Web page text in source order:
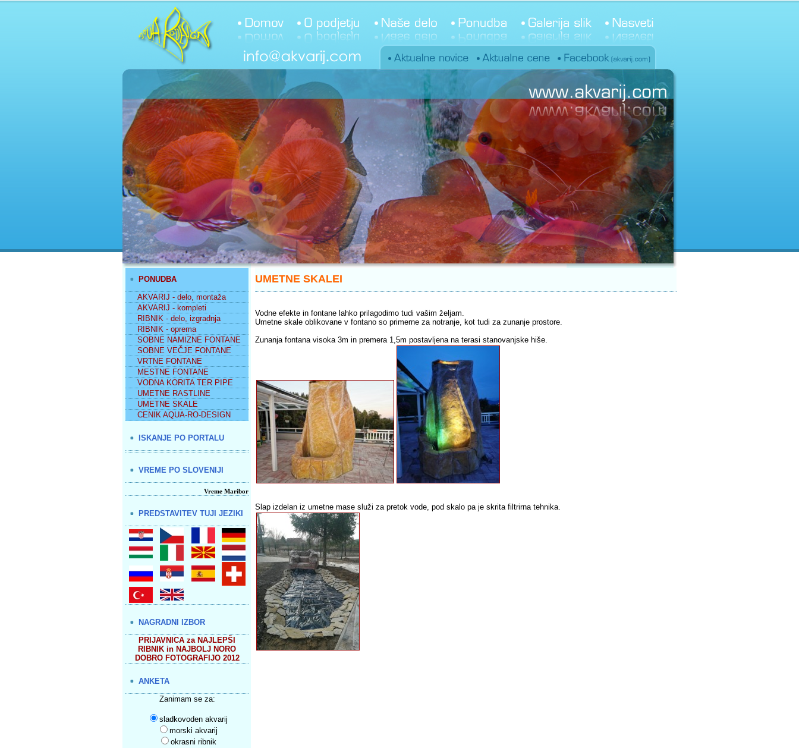
PONUDBA
AKVARIJ - delo, montaža
AKVARIJ - kompleti
RIBNIK - delo, izgradnja
RIBNIK - oprema
SOBNE NAMIZNE FONTANE
SOBNE VEČJE FONTANE
VRTNE FONTANE
MESTNE FONTANE
VODNA KORITA TER PIPE
UMETNE RASTLINE
UMETNE SKALE
CENIK AQUA-RO-DESIGN
ISKANJE PO PORTALU
VREME PO SLOVENIJI
Vreme Maribor
PREDSTAVITEV TUJI JEZIKI
NAGRADNI IZBOR
PRIJAVNICA za NAJLEPŠI
RIBNIK in NAJBOLJ NORO
DOBRO FOTOGRAFIJO 2012
ANKETA
Zanimam se za:
sladkovoden akvarij
morski akvarij
okrasni ribnik
UMETNE SKALEI
Vodne efekte in fontane lahko prilagodimo tudi vašim željam.
Umetne skale oblikovane v fontano so primerne za notranje, kot tudi za zunanje prostore.
Zunanja fontana visoka 3m in premera 1,5m postavljena na terasi stanovanjske hiše.
Slap izdelan iz umetne mase služi za pretok vode, pod skalo pa je skrita filtrirna tehnika.